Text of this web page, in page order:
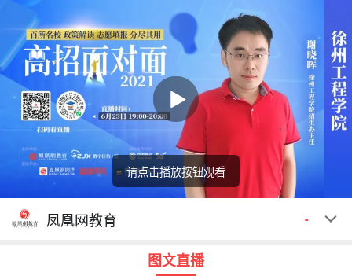
请点击播放按钮观看
回顾 00:00
凤凰网教育 -
图文直播